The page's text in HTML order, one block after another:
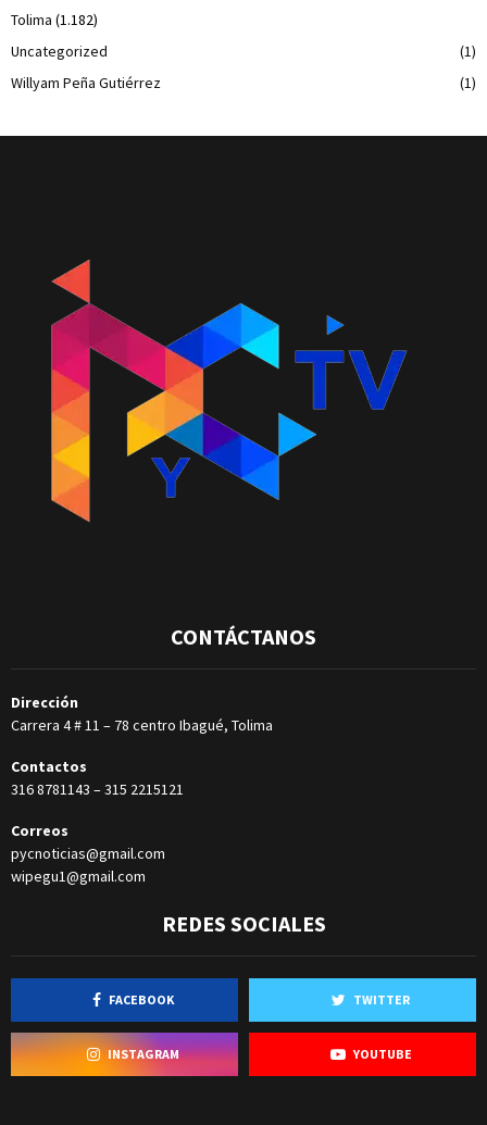
Tolima (1.182)
Uncategorized
(1)
Willyam Peña Gutiérrez
(1)
CONTÁCTANOS
Dirección
Carrera 4 # 11 – 78 centro Ibagué, Tolima
Contactos
316 8781143 –315 2215121
Correos
pycnoticias@gmail.com
wipegu1@gmail.com
REDES SOCIALES
FACEBOOK TWITTER
INSTAGRAM YOUTUBE